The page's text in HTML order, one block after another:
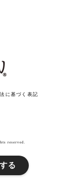
に基づく表記
reserved.
る